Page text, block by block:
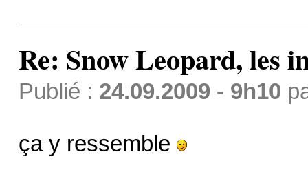
Re: Snow Leopard, les
Publié : 24.09.2009 - 9h10
ça y ressemble